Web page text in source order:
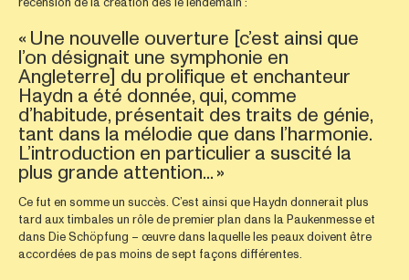
« Une nouvelle ouverture [c’est ainsi que
l’on désignait une symphonie en
Angleterre] du prolifique et enchanteur
Haydn a été donnée, qui, comme
d’habitude, présentait des traits de génie,
tant dans la mélodie que dans l’harmonie.
L’introduction en particulier a suscité la
plus grande attention... »
Ce fut en somme un succès. C’est ainsi que Haydn donnerait plus
tard aux timbales un rôle de premier plan dans la Paukenmesse et
dans Die Schöpfung – œuvre dans laquelle les peaux doivent être
accordées de pas moins de sept façons différentes.